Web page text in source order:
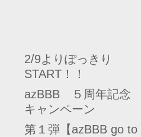
2/9よりぽっきり
START！！
azBBB ５周年記念
キャンペーン
第１弾【azBBB go to